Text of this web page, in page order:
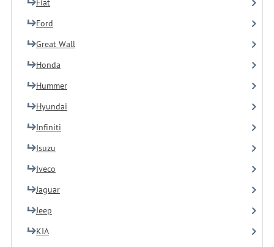
Fiat
Ford
Great Wall
Honda
Hummer
Hyundai
Infiniti
Isuzu
Iveco
Jaguar
Jeep
KIA